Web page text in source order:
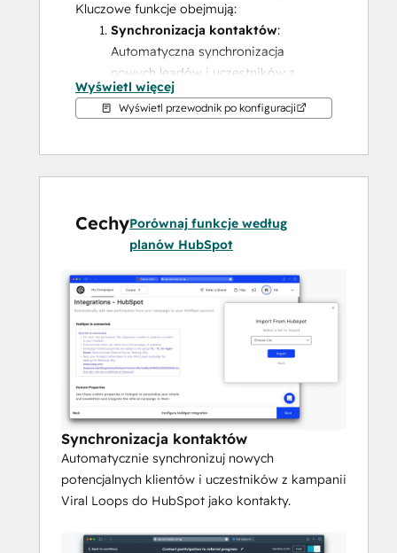
Kluczowe funkcje obejmują:
Synchronizacja kontaktów:
Automatyczna synchronizacja
nowych leadów i uczestników z
kampanii Viral Loops do HubSpot
jako kontaktów.
Mapowanie niestandardowych pól z
kampanii Viral Loops do
zapewniając przechwycenie
wszystkich istotnych danych.
pracy: Korzystaj z automatyzacji
przepływu pracy HubSpot, aby
pielęgnować potencjalnych klientów i
angażować uczestników w oparciu o
ich interakcje z kampaniami.
Segmentacja i targetowanie
Segmentuj kontakty na podstawie
aktywności w kampanii i kieruj do
nich spersonalizowane działania
marketingowe w HubSpot.
Analityka i raportowanie: Śledź
mierz ich wpływ bezpośrednio w
Wyświetl więcej
Wyświetl przewodnik po konfiguracji
CechyPorównaj funkcje według
planów HubSpot
Synchronizacja kontaktów
Automatycznie synchronizuj nowych
potencjalnych klientów i uczestników z kampanii
Viral Loops do HubSpot jako kontakty.